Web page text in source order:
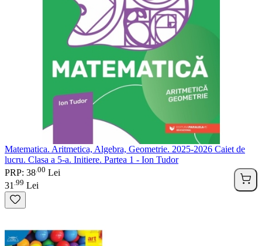
Matematica. Aritmetica, Algebra, Geometrie. 2025-2026 Caiet de
lucru. Clasa a 5-a. Initiere. Partea 1 - Ion Tudor
PRP: 38 00 Lei
31 99 Lei